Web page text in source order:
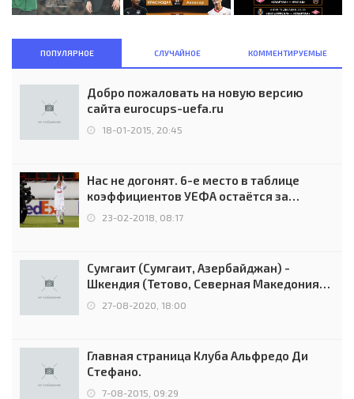
ПОПУЛЯРНОЕ СЛУЧАЙНОЕ КОММЕНТИРУЕМЫЕ
Добро пожаловать на новую версию
сайта eurocups-uefa.ru
18-01-2015, 20:45
Нас не догонят. 6-е место в таблице
коэффициентов УЕФА остаётся за
Россией
23-02-2018, 08:17
Сумгаит (Сумгаит, Азербайджан) -
Шкендия (Тетово, Северная Македония) -
0:2 (0:0)
27-08-2020, 18:00
Главная страница Клуба Альфредо Ди
Стефано.
7-08-2015, 09:29